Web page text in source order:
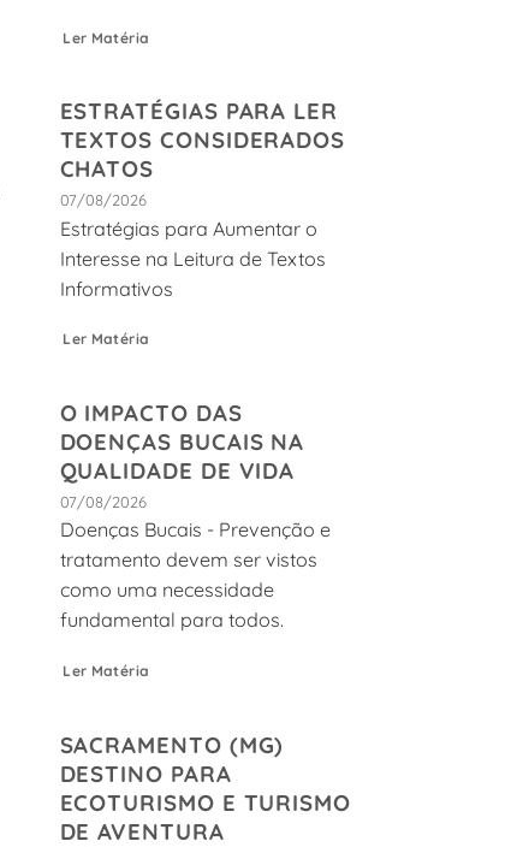
Ler Matéria
ESTRATÉGIAS PARA LER
TEXTOS CONSIDERADOS
CHATOS
07/08/2026
Estratégias para Aumentar o
Interesse na Leitura de Textos
Informativos
Ler Matéria
O IMPACTO DAS
DOENÇAS BUCAIS NA
QUALIDADE DE VIDA
07/08/2026
Doenças Bucais - Prevenção e
tratamento devem ser vistos
como uma necessidade
fundamental para todos.
Ler Matéria
SACRAMENTO (MG)
DESTINO PARA
ECOTURISMO E TURISMO
DE AVENTURA